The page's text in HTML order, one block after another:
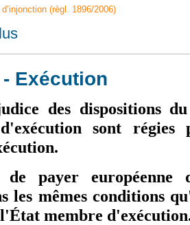
(règl. 1896/2006)
Exécution
des dispositions
d'exécution sont
payer européenne
les mêmes conditions
membre